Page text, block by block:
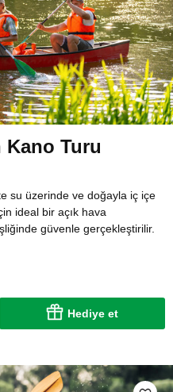
Turu
su üzerinde ve doğayla iç içe
ideal bir açık hava
güvenle gerçekleştirilir.
Hediye et